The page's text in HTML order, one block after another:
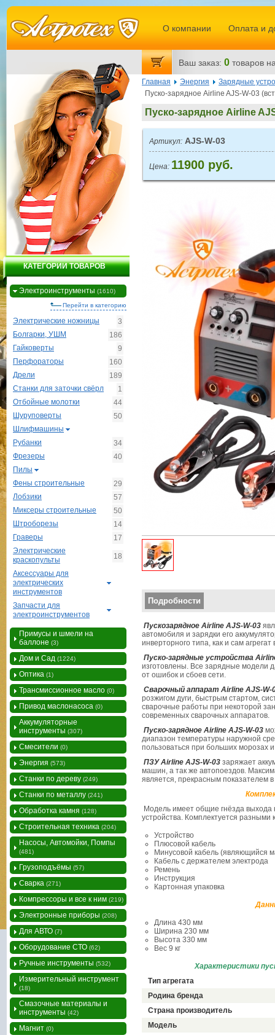
Главная Энергия
Зарядные
Пуско-зарядное Airline AJS-W-03
Пуско-зарядное Airline
Артикул: AJS-W-03
Цена: 11900 руб.
Вертикальные вкладки
Подробности
Пускозарядное Airline AJS-W-03
автомобиля и зарядки его
инверторного типа, как и сам агрегат
Пуско-зарядные устройства
изготовлены. Все зарядные модели
от ошибок и сбоев сети.
Сварочный аппарат Airline AJS-W-
розжигом дуги, быстрым стартом,
сварочные работы при некоторой
современных сварочных аппаратов.
Пуско-зарядное Airline AJS-W-03
диапазон температуры наружной
пользоваться при больших морозах
ПЗУ Airline AJS-W-03 заряжает
машин, а так же автопоездов.
является, прекрасным показателем
Модель имеет общие гнёзда выхода
устройства. Комплектуется
Устройство
Плюсовой кабель
Минусовой кабель (являющийся
Кабель с держателем электрода
Ремень
Инструкция
Картонная упаковка
Длина 430 мм
Ширина 230 мм
Высота 330 мм
Вес 9 кг
Характеристики
Тип агрегата
Родина бренда
Страна производитель
Модель
КАТЕГОРИИ ТОВАРОВ
Электроинструменты (1610)
Перейти в категорию
Электрические ножницы
3
Болгарки, УШМ
186
Гайковерты
9
Перфораторы
160
Дрели
189
Станки для заточки свёрл
1
Отбойные молотки
44
Шуруповерты
50
Шлифмашины
Рубанки
34
Фрезеры
40
Пилы
Фены строительные
29
Лобзики
57
Миксеры строительные
50
Штроборезы
14
Граверы
17
Электрические
краскопульты
18
Аксессуары для
электрических
инструментов
Запчасти для
электроинструментов
Примусы и шмели на
баллоне (3)
Дом и Сад (1224)
Оптика (1)
Трансмиссионное масло (0)
Привод маслонасоса (0)
Аккумуляторные
инструменты (307)
Смесители (0)
Энергия (573)
Станки по дереву (249)
Станки по металлу (241)
Обработка камня (128)
Строительная техника (204)
Насосы, Автомойки, Помпы
(481)
Грузоподъёмы (57)
Сварка (271)
Компрессоры и все к ним (219)
Электронные приборы (208)
Для АВТО (7)
Оборудование СТО (62)
Ручные инструменты (532)
Измерительный инструмент
(18)
Смазочные материалы и
инструменты (42)
Магнит (0)
О компании Оплата и
Ваш заказ: 0 товаров